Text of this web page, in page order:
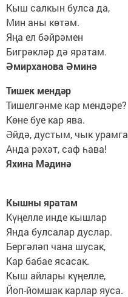
Кыш салкын булса да,
Мин аны көтәм.
Яңа ел бәйрәмен
Бигрәкләр дә яратам.
Әмирханова Әминә
Тишек мендәр
Тишелгәнме кар мендәре?
Көне буе кар ява.
Әйдә, дустым, чык урамга
Анда рәхәт, саф һава!
Яхина Мәдинә
Кышны яратам
Күңелле инде кышлар
Янда булсалар дуслар.
Бергәләп чана шусак,
Кар бабае ясасак.
Кыш айлары күңелле,
Йоп-йомшак карлар яуса.